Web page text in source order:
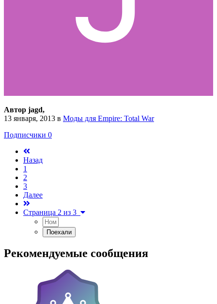
Автор jagd,
13 января, 2013 в Моды для Empire: Total War
Подписчики 0
Назад
1
2
3
Далее
Страница 2 из 3
Рекомендуемые сообщения